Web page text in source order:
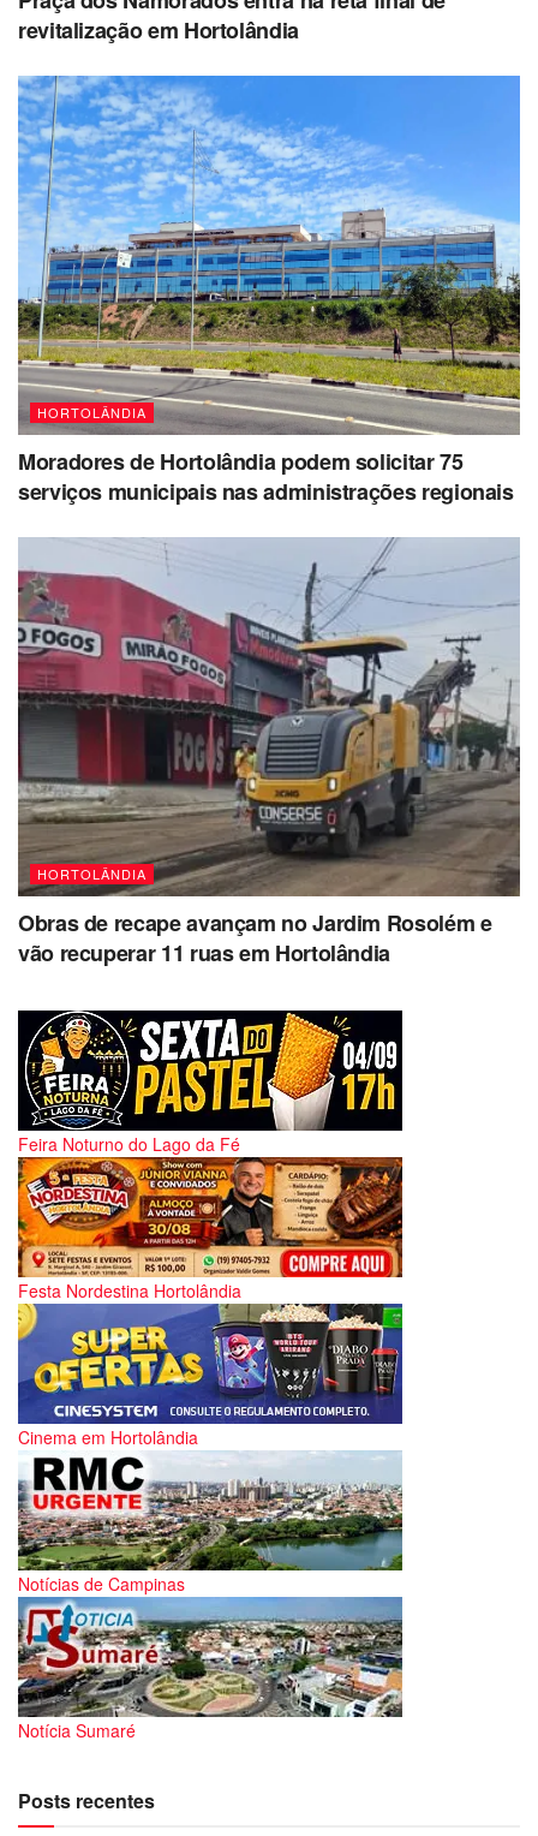
revitalização em Hortolândia
HORTOLÂNDIA
Moradores de Hortolândia podem solicitar 75
serviços municipais nas administrações regionais
HORTOLÂNDIA
Obras de recape avançam no Jardim Rosolém e
vão recuperar 11 ruas em Hortolândia
Feira Noturno do Lago da Fé
Festa Nordestina Hortolândia
Cinema em Hortolândia
Notícias de Campinas
Notícia Sumaré
Posts recentes